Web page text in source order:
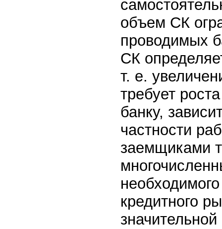
объем СК
проводимых
СК
т. е.
требует
банку,
частности
заемщиками
кредитного